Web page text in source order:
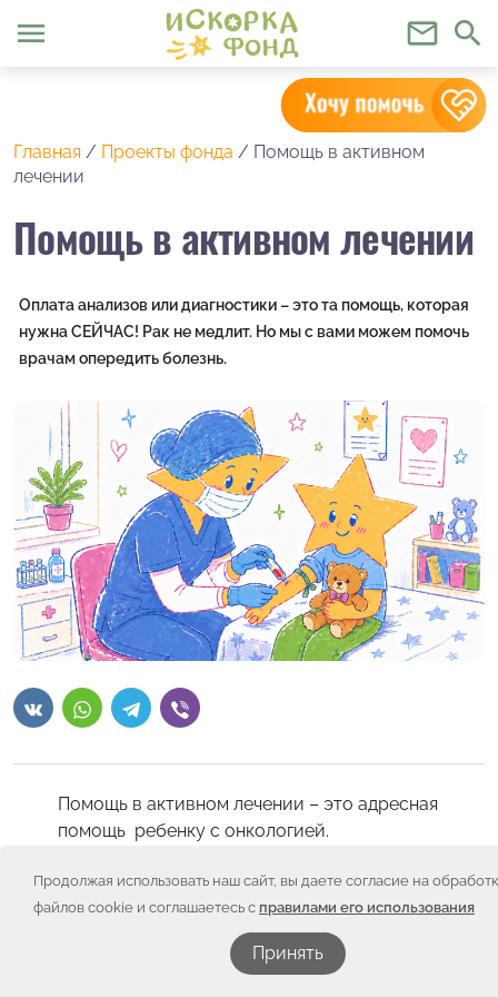
Продолжая использовать наш сайт, вы даете согласие на
файлов cookie и соглашаетесь с правилами его использования
Принять
menu mail_outline search
Главная / Проекты фонда / Помощь в активном
лечении
Помощь в активном лечении
Оплата анализов или диагностики – это та помощь, которая
нужна СЕЙЧАС! Рак не медлит. Но мы с вами можем помочь
врачам опередить болезнь.
Помощь в активном лечении – это адресная
помощь ребенку с онкологией.
Ребенок уезжает домой после выписки и до
следующей плановой госпитализации – месяц.
Всё это время дома ребенок будет продолжать
принимать лекарства в больших объемах. Часть
от этих объемов выдадут в больнице, но только
ПОДДЕРЖАТЬ